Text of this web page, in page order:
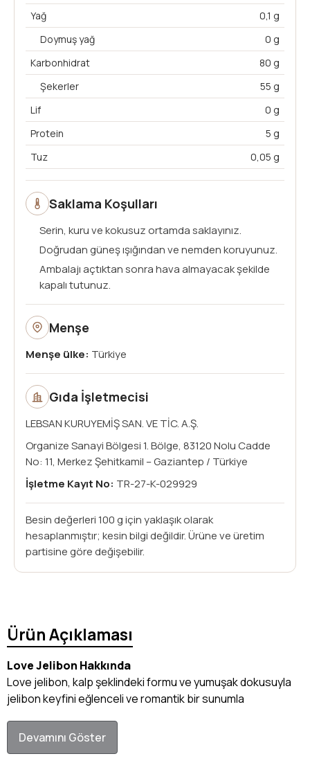
Yağ
0,1 g
Doymuş yağ
0 g
Karbonhidrat
80 g
Şekerler
55 g
Lif
0 g
Protein
5 g
Tuz
0,05 g
Menşe
Menşe ülke: Türkiye
Saklama Koşulları
Serin, kuru ve kokusuz ortamda saklayınız.
Doğrudan güneş ışığından ve nemden koruyunuz.
Ambalajı açtıktan sonra hava almayacak şekilde
kapalı tutunuz.
Gıda İşletmecisi
LEBSAN KURUYEMİŞ SAN. VE TİC. A.Ş.
Organize Sanayi Bölgesi 1. Bölge, 83120 Nolu Cadde
No: 11, Merkez Şehitkamil – Gaziantep / Türkiye
İşletme Kayıt No: TR-27-K-029929
Besin değerleri 100 g için yaklaşık olarak
hesaplanmıştır; kesin bilgi değildir. Ürüne ve üretim
partisine göre değişebilir.
Ürün Açıklaması
Love Jelibon Hakkında
Love jelibon, kalp şeklindeki formu ve yumuşak dokusuyla
jelibon keyfini eğlenceli ve romantik bir sunumla
Devamını Göster